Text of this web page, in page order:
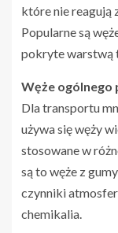
które nie reagują
Popularne są
pokryte warstwą
Węże ogólnego
Dla transportu
używa się węży
stosowane w
są to węże z
czynniki
chemikalia.